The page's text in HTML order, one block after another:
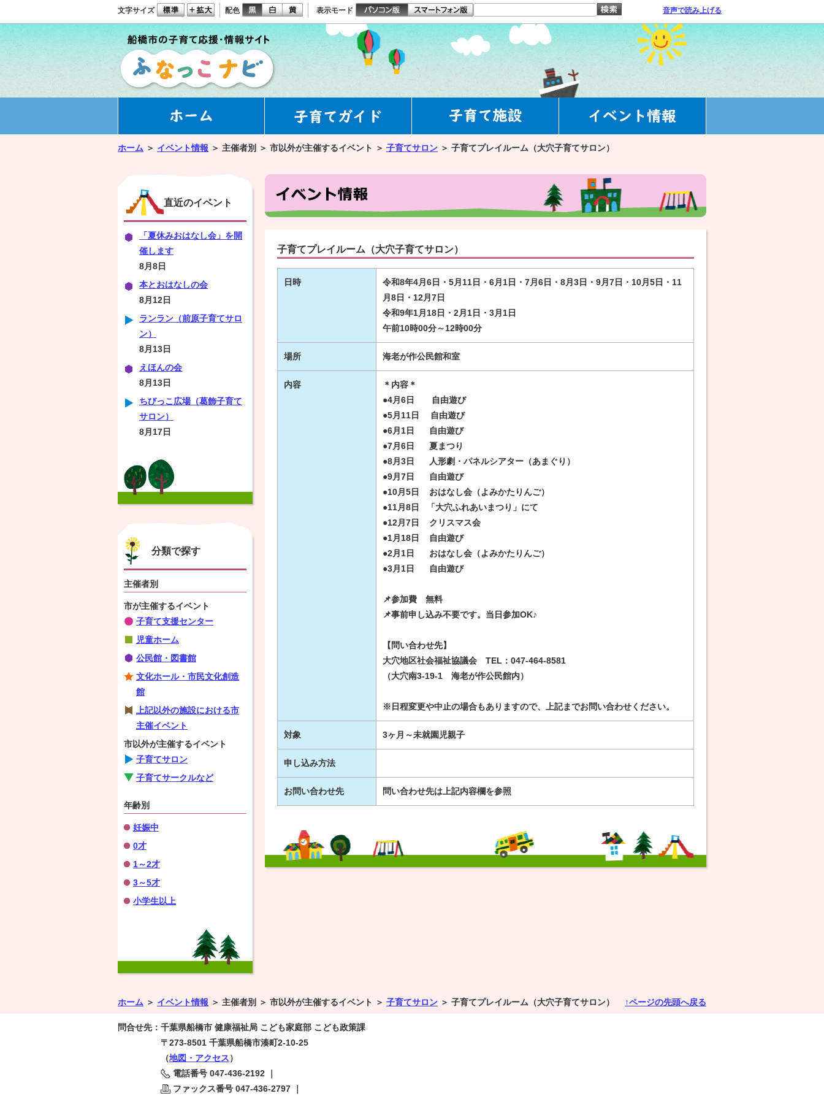
文字サイズ 配色 表示モード 音声で読み上げる
ホーム ＞ イベント情報 ＞ 主催者別 ＞ 市以外が主催するイベント ＞ 子育てサロン ＞ 子育てプレイルーム（大穴子育てサロン）
子育てプレイルーム（大穴子育てサロン）
日時
令和8年4月6日・5月11日・6月1日・7月6日・8月3日・9月7日・10月5日・11
月8日・12月7日
令和9年1月18日・2月1日・3月1日
午前10時00分～12時00分
場所 海老が作公民館和室
内容
＊内容＊
●4月6日 自由遊び
●5月11日 自由遊び
●6月1日 自由遊び
●7月6日 夏まつり
●8月3日 人形劇・パネルシアター（あまぐり）
●9月7日 自由遊び
●10月5日 おはなし会（よみかたりんご）
●11月8日 「大穴ふれあいまつり」にて
●12月7日 クリスマス会
●1月18日 自由遊び
●2月1日 おはなし会（よみかたりんご）
●3月1日 自由遊び
📌参加費 無料
📌事前申し込み不要です。当日参加OK♪
【問い合わせ先】
大穴地区社会福祉協議会 TEL：047-464-8581
（大穴南3-19-1 海老が作公民館内）
※日程変更や中止の場合もありますので、上記までお問い合わせください。
対象 3ヶ月～未就園児親子
申し込み方法
お問い合わせ先 問い合わせ先は上記内容欄を参照
直近のイベント
「夏休みおはなし会」を開
催します
8月8日
本とおはなしの会
8月12日
ランラン（前原子育てサロ
ン）
8月13日
えほんの会
8月13日
ちびっこ広場（葛飾子育て
サロン）
8月17日
分類で探す
主催者別
市が主催するイベント
子育て支援センター
児童ホーム
公民館・図書館
文化ホール・市民文化創造
館
上記以外の施設における市
主催イベント
市以外が主催するイベント
子育てサロン
子育てサークルなど
年齢別
妊娠中
0才
1～2才
3～5才
小学生以上
↑ページの先頭へ戻る
ホーム ＞ イベント情報 ＞ 主催者別 ＞ 市以外が主催するイベント ＞ 子育てサロン ＞ 子育てプレイルーム（大穴子育てサロン）
問合せ先： 千葉県船橋市 健康福祉局 こども家庭部 こども政策課
〒273-8501 千葉県船橋市湊町2-10-25
（地図・アクセス）
電話番号 047-436-2192
ファックス番号 047-436-2797